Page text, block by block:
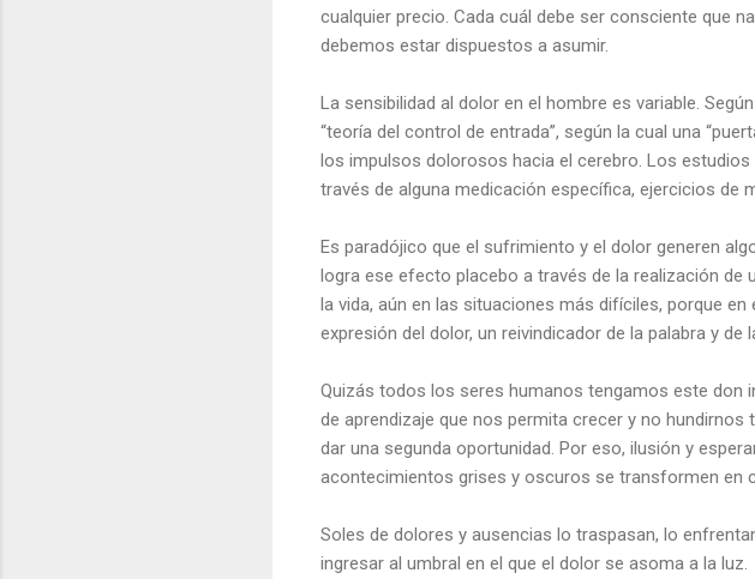
cualquier precio. Cada cuál debe ser consciente que
debemos estar dispuestos a asumir.
La sensibilidad al dolor en el hombre es variable.
“teoría del control de entrada”, según la cual una
los impulsos dolorosos hacia el cerebro. Los
través de alguna medicación específica, ejercicios de
Es paradójico que el sufrimiento y el dolor generen
logra ese efecto placebo a través de la realización de
la vida, aún en las situaciones más difíciles, porque
expresión del dolor, un reivindicador de la palabra y
Quizás todos los seres humanos tengamos este don
de aprendizaje que nos permita crecer y no
dar una segunda oportunidad. Por eso, ilusión y
acontecimientos grises y oscuros se transformen en
Soles de dolores y ausencias lo traspasan, lo
ingresar al umbral en el que el dolor se asoma a la luz.